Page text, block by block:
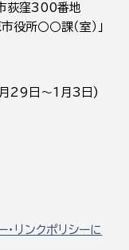
荻窪300番地
所○○課（室）」
月29日～1月3日)
・リンクポリシーに